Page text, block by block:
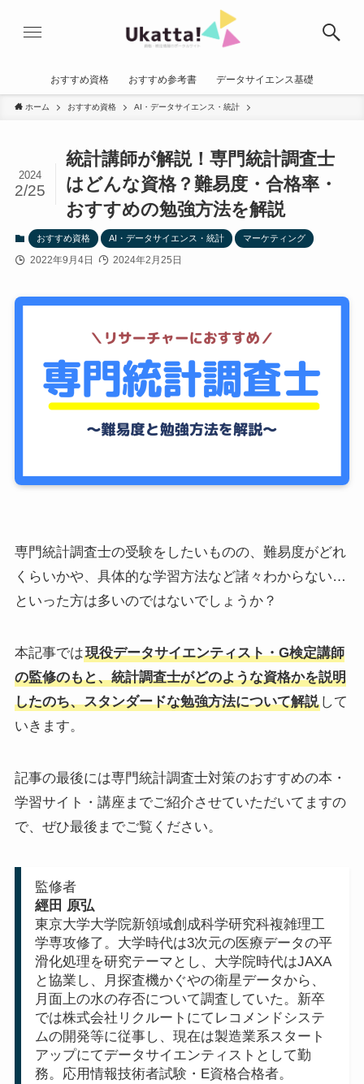
おすすめ資格 おすすめ参考書 データサイエンス基礎
ホーム おすすめ資格 AI・データサイエンス・統計
統計講師が解説！専門統計調査士
はどんな資格？難易度・合格率・
おすすめの勉強方法を解説
2024
2/25
おすすめ資格 AI・データサイエンス・統計 マーケティング
2022年9月4日 2024年2月25日
専門統計調査士の受験をしたいものの、難易度がどれ
くらいかや、具体的な学習方法など諸々わからない…
といった方は多いのではないでしょうか？
本記事では現役データサイエンティスト・G検定講師
の監修のもと、統計調査士がどのような資格かを説明
したのち、スタンダードな勉強方法について解説して
いきます。
記事の最後には専門統計調査士対策のおすすめの本・
学習サイト・講座までご紹介させていただいてますの
で、ぜひ最後までご覧ください。
監修者
經田 原弘
東京大学大学院新領域創成科学研究科複雑理工
学専攻修了。大学時代は3次元の医療データの平
滑化処理を研究テーマとし、大学院時代はJAXA
と協業し、月探査機かぐやの衛星データから、
月面上の水の存否について調査していた。新卒
では株式会社リクルートにてレコメンドシステ
ムの開発等に従事し、現在は製造業系スタート
アップにてデータサイエンティストとして勤
務。応用情報技術者試験・E資格合格者。